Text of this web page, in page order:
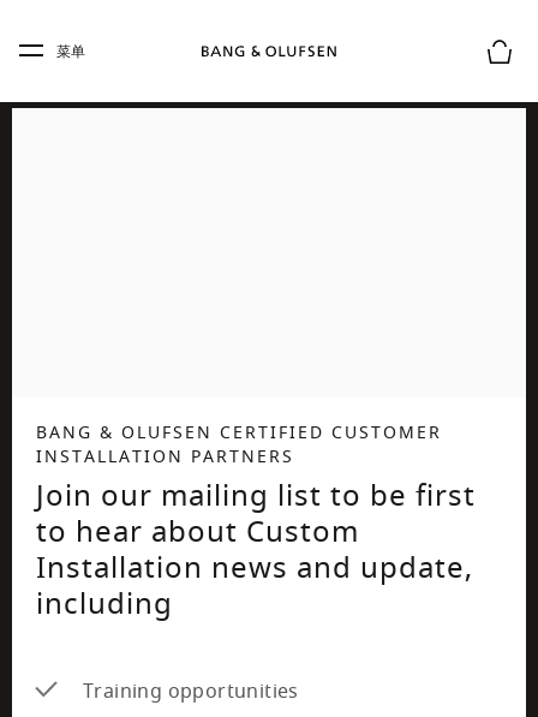
Skip to main footer
菜单
BANG & OLUFSEN CERTIFIED CUSTOMER
INSTALLATION PARTNERS
Join our mailing list to be first
to hear about Custom
Installation news and update,
including
Training opportunities